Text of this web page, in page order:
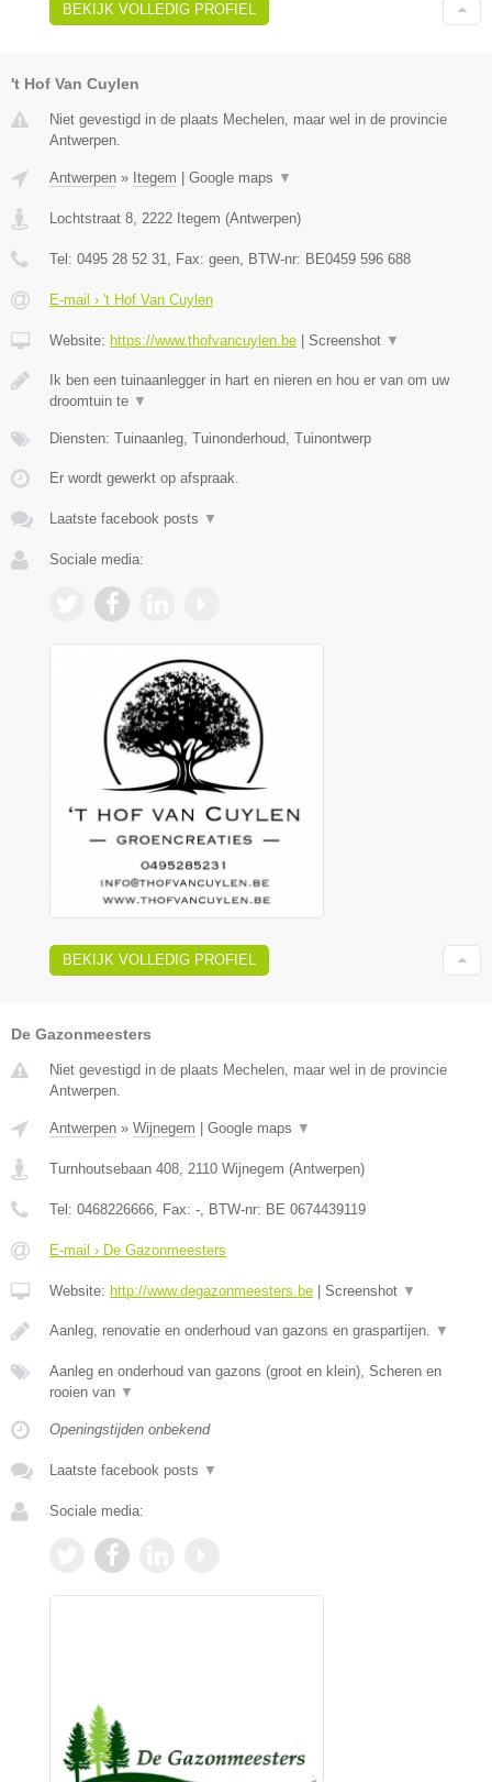
BEKIJK VOLLEDIG PROFIEL
't Hof Van Cuylen
Niet gevestigd in de plaats Mechelen, maar wel in de provincie
Antwerpen.
Antwerpen » Itegem | Google maps ▼
Lochtstraat 8 2222 Itegem (Antwerpen)
Tel: 0495 28 52 31 , Fax: geen , BTW-nr: BE0459 596 688
E-mail › 't Hof Van Cuylen
Website: https://www.thofvancuylen.be | Screenshot ▼
Ik ben een tuinaanlegger in hart en nieren en hou er van om uw
droomtuin te ▼
Diensten: Tuinaanleg, Tuinonderhoud, Tuinontwerp
Er wordt gewerkt op afspraak.
Laatste facebook posts ▼
Sociale media:
BEKIJK VOLLEDIG PROFIEL
De Gazonmeesters
Niet gevestigd in de plaats Mechelen, maar wel in de provincie
Antwerpen.
Antwerpen » Wijnegem | Google maps ▼
Turnhoutsebaan 408 2110 Wijnegem (Antwerpen)
Tel: 0468226666 , Fax: - , BTW-nr: BE 0674439119
E-mail › De Gazonmeesters
Website: http://www.degazonmeesters.be | Screenshot ▼
Aanleg, renovatie en onderhoud van gazons en graspartijen. ▼
Aanleg en onderhoud van gazons (groot en klein), Scheren en
rooien van ▼
Openingstijden onbekend
Laatste facebook posts ▼
Sociale media: